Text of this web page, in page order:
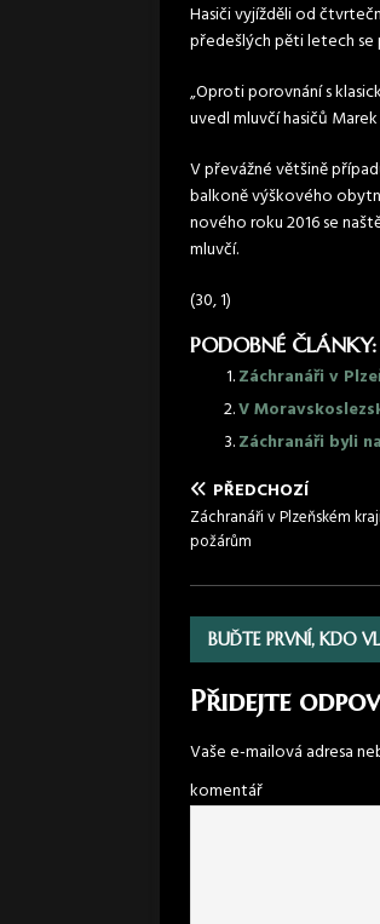
Hasiči vyjížděli od
předešlých pěti letech
„Oproti porovnání s
uvedl mluvčí hasičů
V převážné většině
balkoně výškového
nového roku 2016 se
mluvčí.
(30, 1)
PODOBNÉ ČLÁNKY:
Záchranáři v
V
Záchranáři byli
PŘEDCHOZÍ
Záchranáři v Plzeňském
požárům
BUĎTE PRVNÍ, KDO
Přidejte
Vaše e-mailová adresa
komentář